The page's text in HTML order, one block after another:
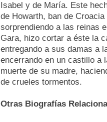
Isabel y de María. Este
de Howarth, ban de
sorprendiendo a las reinas
Gara, hizo cortar a éste la
entregando a sus damas a
encerrando en un castillo a
muerte de su madre,
de crueles tormentos.
Otras Biografías